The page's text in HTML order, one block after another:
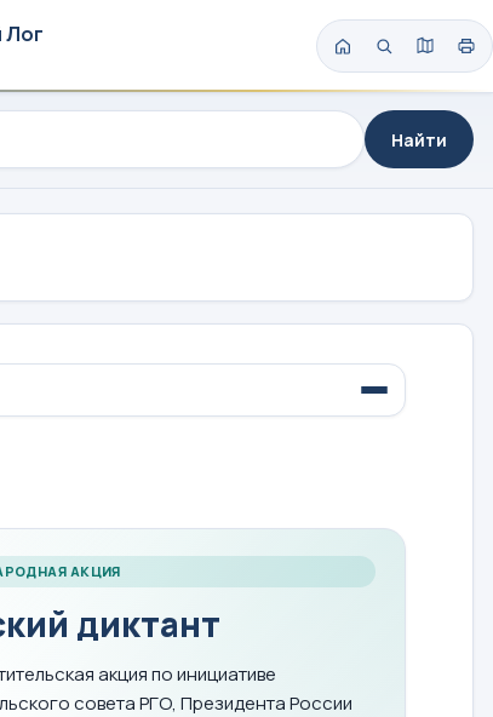
Лог
Найти
АКЦИЯ
диктант
акция по инициативе
совета РГО, Президента России